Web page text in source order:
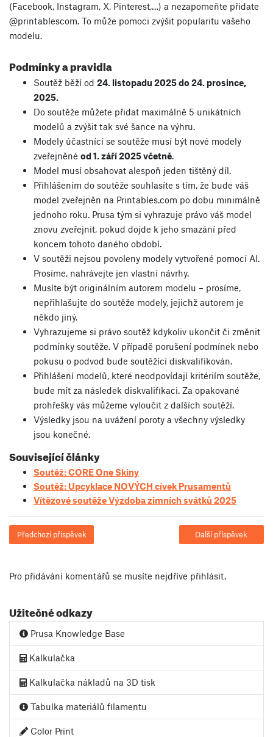
(Facebook, Instagram, X, Pinterest,…) a nezapomeňte přidate
@printablescom. To může pomoci zvýšit popularitu vašeho
modelu.
Podmínky a pravidla
Soutěž běží od 24. listopadu 2025 do 24. prosince,
2025.
Do soutěže můžete přidat maximálně 5 unikátních
modelů a zvýšit tak své šance na výhru.
Modely účastnící se soutěže musí být nové modely
zveřejněné od 1. září 2025 včetně.
Model musí obsahovat alespoň jeden tištěný díl.
Přihlášením do soutěže souhlasíte s tím, že bude váš
model zveřejněn na Printables.com po dobu minimálně
jednoho roku. Prusa tým si vyhrazuje právo váš model
znovu zveřejnit, pokud dojde k jeho smazání před
koncem tohoto daného období.
V soutěži nejsou povoleny modely vytvořené pomocí AI.
Prosíme, nahrávejte jen vlastní návrhy.
Musíte být originálním autorem modelu – prosíme,
nepřihlašujte do soutěže modely, jejichž autorem je
někdo jiný.
Vyhrazujeme si právo soutěž kdykoliv ukončit či změnit
podmínky soutěže. V případě porušení podmínek nebo
pokusu o podvod bude soutěžící diskvalifikován.
Přihlášení modelů, které neodpovídají kritériím soutěže,
bude mít za následek diskvalifikaci. Za opakované
prohřešky vás můžeme vyloučit z dalších soutěží.
Výsledky jsou na uvážení poroty a všechny výsledky
jsou konečné.
Související články
Soutěž: CORE One Skiny
Soutěž: Upcyklace NOVÝCH cívek Prusamentů
Vítězové soutěže Výzdoba zimních svátků 2025
Předchozí příspěvek Další příspěvek
Pro přidávání komentářů se musíte nejdříve přihlásit.
Užitečné odkazy
Prusa Knowledge Base
Kalkulačka
Kalkulačka nákladů na 3D tisk
Tabulka materiálů filamentu
Color Print